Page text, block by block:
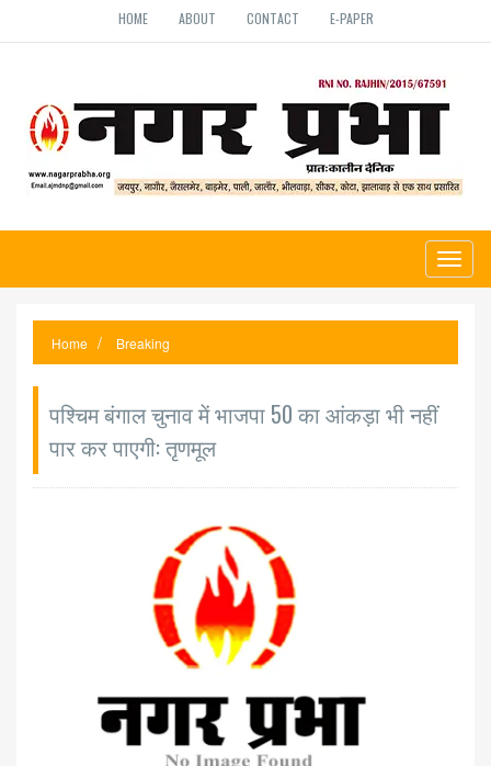
HOME ABOUT CONTACT E-PAPER
Home Breaking
पश्चिम बंगाल चुनाव में भाजपा 50 का आंकड़ा भी नहीं
पार कर पाएगी: तृणमूल